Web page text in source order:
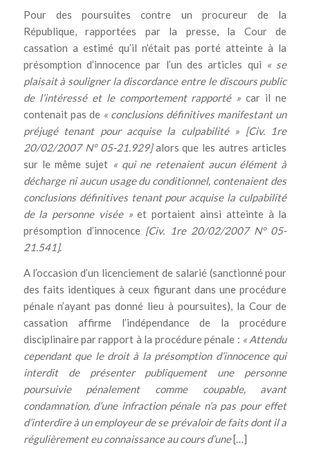
Pour des poursuites contre un procureur de la
République, rapportées par la presse, la Cour de
cassation a estimé qu’il n’était pas porté atteinte à la
présomption d’innocence par l’un des articles qui « se
plaisait à souligner la discordance entre le discours public
de l’intéressé et le comportement rapporté » car il ne
contenait pas de « conclusions définitives manifestant un
préjugé tenant pour acquise la culpabilité » [Civ. 1re
20/02/2007 N° 05-21.929]alors que les autres articles
sur le même sujet « qui ne retenaient aucun élément à
décharge ni aucun usage du conditionnel, contenaient des
conclusions définitives tenant pour acquise la culpabilité
de la personne visée »et portaient ainsi atteinte à la
présomption d’innocence [Civ. 1re 20/02/2007 N° 05-
21.541].
A l’occasion d’un licenciement de salarié (sanctionné pour
des faits identiques à ceux figurant dans une procédure
pénale n’ayant pas donné lieu à poursuites), la Cour de
cassation affirme l’indépendance de la procédure
disciplinaire par rapport à la procédure pénale : « Attendu
cependant que le droit à la présomption d’innocence qui
interdit de présenter publiquement une personne
poursuivie pénalement comme coupable, avant
condamnation, d’une infraction pénale n’a pas pour effet
d’interdire à un employeur de se prévaloir de faits dont il a
régulièrement eu connaissance au cours d’une[…]